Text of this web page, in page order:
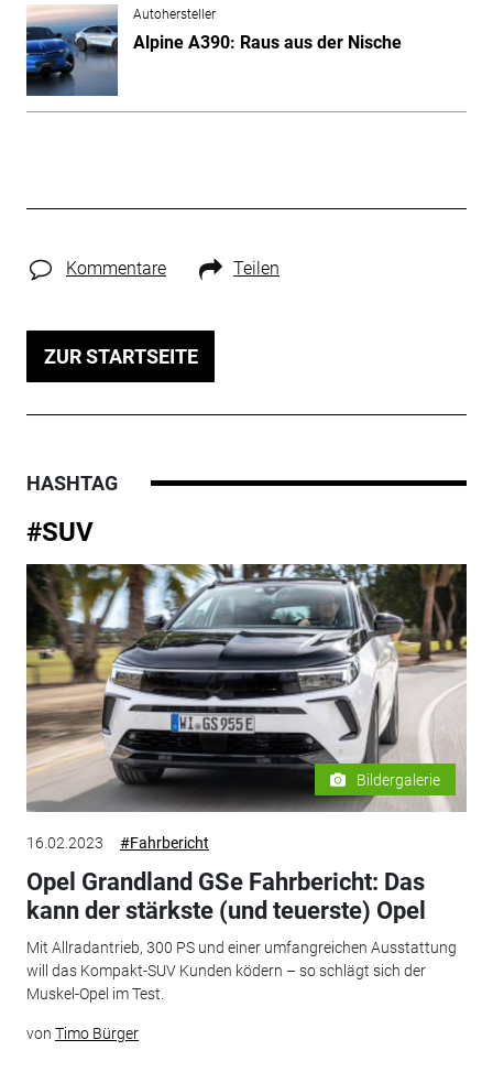
Autohersteller
Alpine A390: Raus aus der Nische
Kommentare Teilen
ZUR STARTSEITE
HASHTAG
#SUV
Bildergalerie
16.02.2023 #Fahrbericht
Opel Grandland GSe Fahrbericht: Das
kann der stärkste (und teuerste) Opel
Mit Allradantrieb, 300 PS und einer umfangreichen Ausstattung
will das Kompakt-SUV Kunden ködern – so schlägt sich der
Muskel-Opel im Test.
von Timo Bürger